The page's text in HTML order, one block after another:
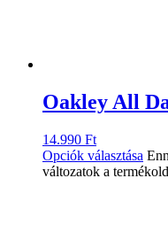
Oakley All
14.990 Ft
Opciók választása
változatok a